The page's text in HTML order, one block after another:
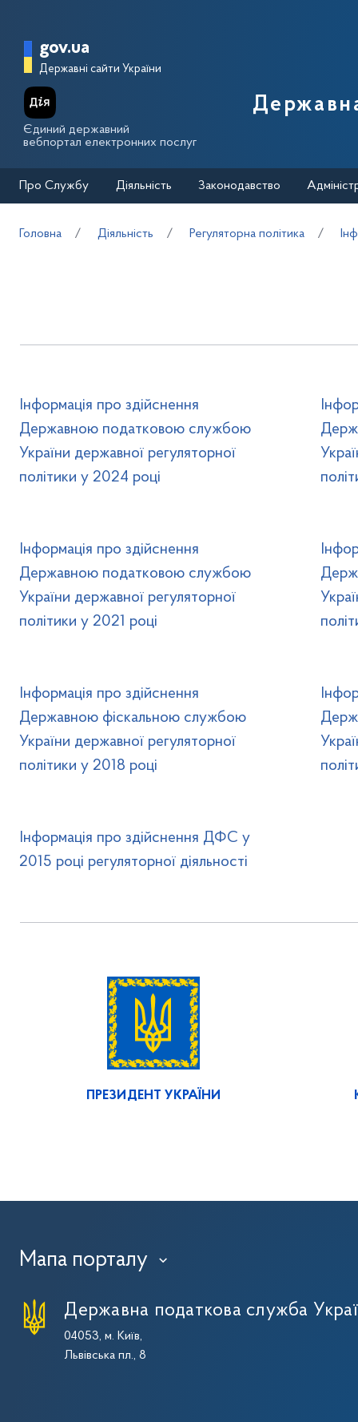
Головна сторінка Державної
gov.ua
Державні сайти України
Єдиний державний
вебпортал електронних послуг
Про Службу Діяльність Законодавство
Головна Діяльність Регуляторна політика
Інформація про здійснення
Державною податковою службою
України державної регуляторної
політики у 2024 році
Інформація про здійснення
Державною податковою службою
України державної регуляторної
політики у 2021 році
Інформація про здійснення
Державною фіскальною службою
України державної регуляторної
політики у 2018 році
Інформація про здійснення ДФС у
2015 році регуляторної діяльності
ПРЕЗИДЕНТ УКРАЇНИ
Мапа порталу ›
Державна податкова служба
04053, м. Київ,
Львівська пл., 8